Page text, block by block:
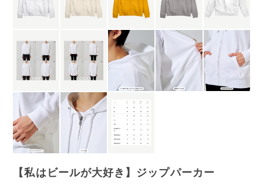
【私はビールが大好き】ジップパーカー